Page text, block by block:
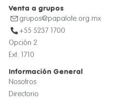
Venta a grupos
grupos@papalote.org.mx
+55 5237 1700
Opción 2
Ext. 1710
Información General
Nosotros
Directorio